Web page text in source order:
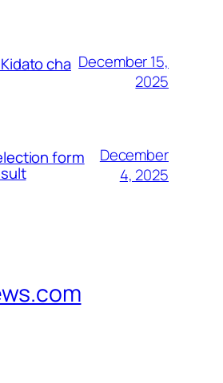
cha December 15,
2025
form
December
4, 2025